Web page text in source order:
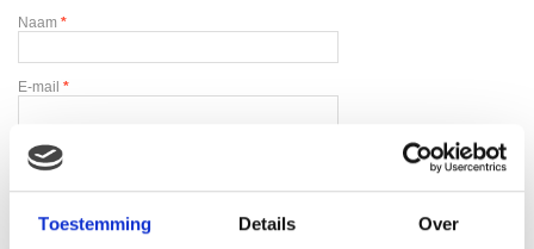
Toestemming Details Over
Naam *
E-mail *